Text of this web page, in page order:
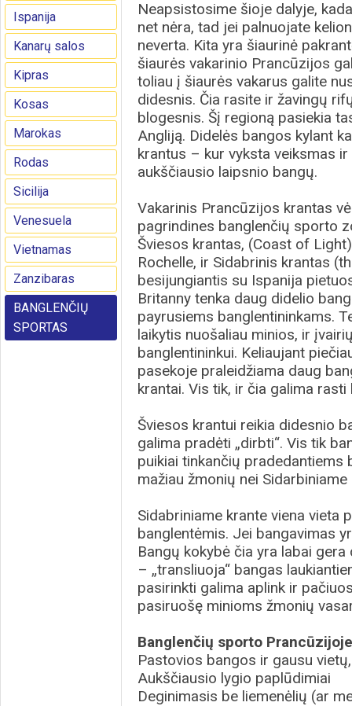
Ispanija
Kanarų salos
Kipras
Kosas
Marokas
Rodas
Sicilija
Venesuela
Vietnamas
Zanzibaras
BANGLENČIŲ
SPORTAS
Neapsistosime šioje dalyje,
net nėra, tad jei palnuojate
neverta. Kita yra šiaurinė
šiaurės vakarinio Prancūzijos
toliau į šiaurės vakarus galite
didesnis. Čia rasite ir žavingų
blogesnis. Šį regioną pasiekia
Angliją. Didelės bangos kylant
krantus – kur vyksta veiksmas
aukščiausio laipsnio bangų.
Vakarinis Prancūzijos krantas
pagrindines banglenčių sporto
Šviesos krantas, (Coast of
Rochelle, ir Sidabrinis krantas
besijungiantis su Ispanija
Britanny tenka daug didelio
payrusiems banglentininkams.
laikytis nuošaliau minios, ir
banglentininkui. Keliaujant
pasekoje praleidžiama daug
krantai. Vis tik, ir čia galima
Šviesos krantui reikia didesnio
galima pradėti „dirbti“. Vis tik
puikiai tinkančių pradedantiems
mažiau žmonių nei Sidarbiniame
Sidabriniame krante viena vieta
banglentėmis. Jei bangavimas
Bangų kokybė čia yra labai
– „transliuoja“ bangas
pasirinkti galima aplink ir
pasiruošę minioms žmonių
Banglenčių sporto
Pastovios bangos ir gausu
Aukščiausio lygio paplūdimiai
Deginimasis be liemenėlių (ar